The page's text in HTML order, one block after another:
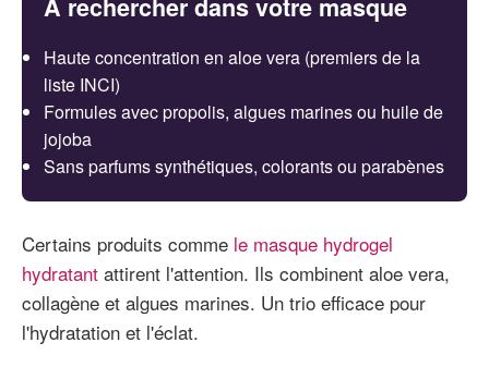
Haute concentration en aloe vera (premiers de la
liste INCI)
Formules avec propolis, algues marines ou huile de
jojoba
Sans parfums synthétiques, colorants ou parabènes
Certains produits comme le masque hydrogel
hydratant attirent l'attention. Ils combinent aloe vera,
collagène et algues marines. Un trio efficace pour
l'hydratation et l'éclat.